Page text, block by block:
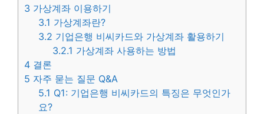
3 가상계좌 이용하기
3.1 가상계좌란?
3.2 기업은행 비씨카드와 가상계좌 활용하기
3.2.1 가상계좌 사용하는 방법
4 결론
5 자주 묻는 질문 Q&A
5.1 Q1: 기업은행 비씨카드의 특징은 무엇인가
요?